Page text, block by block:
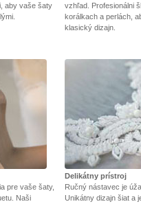
aby vaše šaty
vzhľad. Profesionálni
korálkach a perlách,
klasický dizajn.
pre vaše šaty,
Naši
Delikátny prístroj
Ručný nástavec je
Unikátny dizajn šiat a